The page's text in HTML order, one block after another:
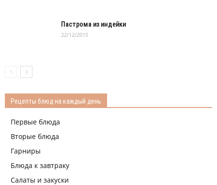
Пастрома из индейки
22/12/2015
Рецепты блюд на каждый день
Первые блюда
Вторые блюда
Гарниры
Блюда к завтраку
Салаты и закуски